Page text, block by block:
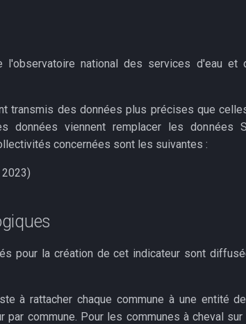
national des services d'eau et
transmis des données plus précises que
données viennent remplacer les données
concernées sont les suivantes :
2023)
pour la création de cet indicateur sont
à rattacher chaque commune à une entité
par commune. Pour les communes à cheval